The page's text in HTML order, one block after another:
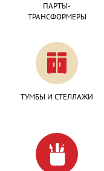
ПАРТЫ-
ТРАНСФОРМЕРЫ
ТУМБЫ И СТЕЛЛАЖИ